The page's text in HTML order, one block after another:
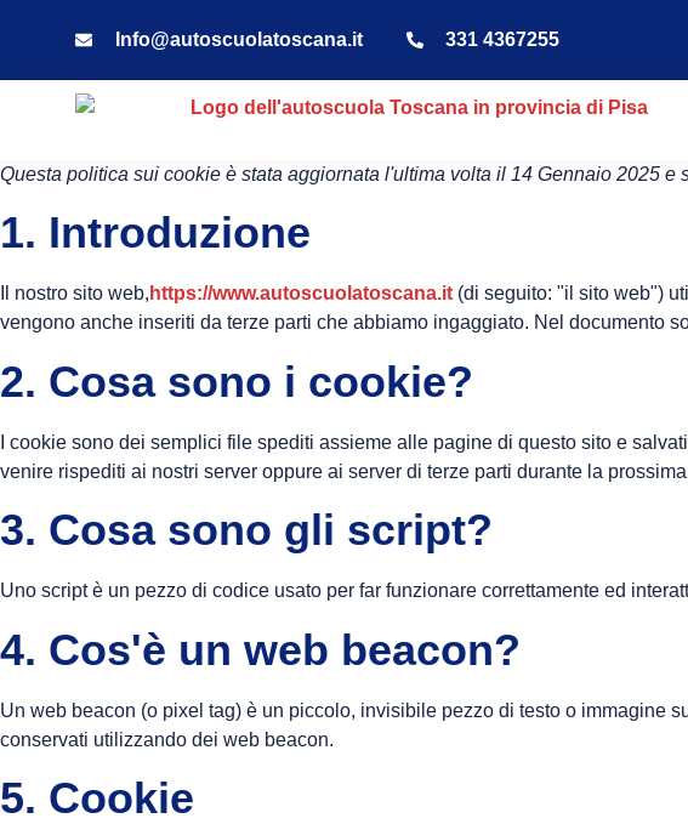
Info@autoscuolatoscana.it 331 4367255
Questa politica sui cookie è stata aggiornata l'ultima volta il 14 Gennaio 2025
1. Introduzione
Il nostro sito web, https://www.autoscuolatoscana.it (di seguito: "il sito web")
vengono anche inseriti da terze parti che abbiamo ingaggiato. Nel documento
2. Cosa sono i cookie?
I cookie sono dei semplici file spediti assieme alle pagine di questo sito e
venire rispediti ai nostri server oppure ai server di terze parti durante la
3. Cosa sono gli script?
Uno script è un pezzo di codice usato per far funzionare correttamente ed
4. Cos'è un web beacon?
Un web beacon (o pixel tag) è un piccolo, invisibile pezzo di testo o immagine
conservati utilizzando dei web beacon.
5. Cookie